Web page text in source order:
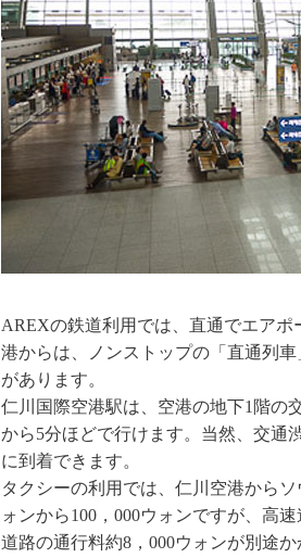
AREXの鉄道利用では、直通でエア
港からは、ノンストップの「直通列
があります。
仁川国際空港駅は、空港の地下1階の
から5分ほどで行けます。当然、交通
に到着できます。
タクシーの利用では、仁川空港から
ォンから100，000ウォンですが、高
道路の通行料約8，000ウォンが別途